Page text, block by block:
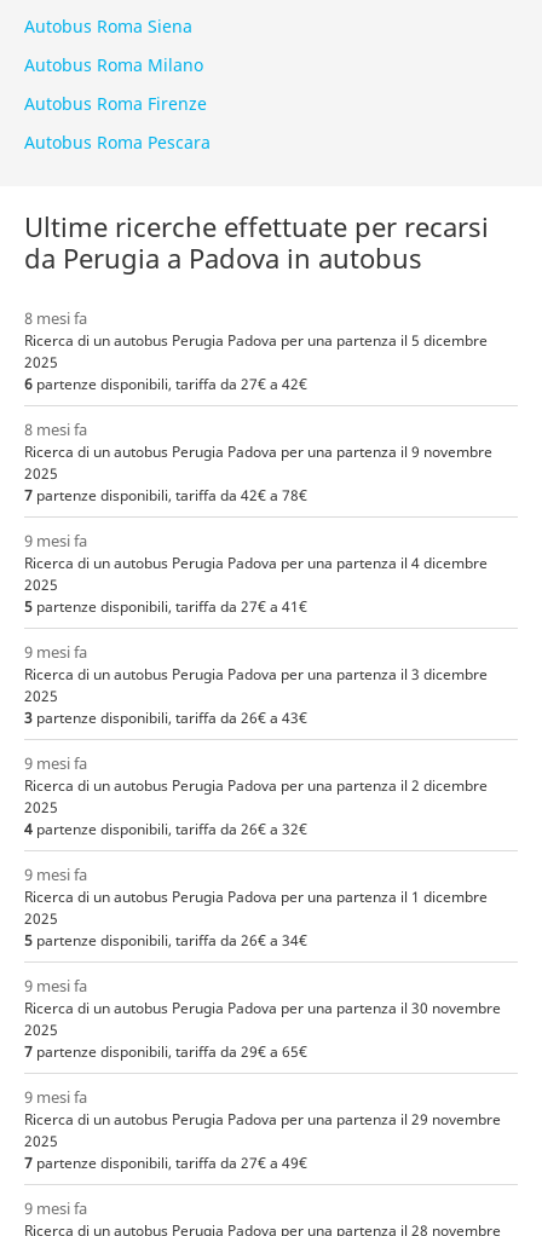
Autobus Roma Siena
Autobus Roma Milano
Autobus Roma Firenze
Autobus Roma Pescara
Ultime ricerche effettuate per recarsi
da Perugia a Padova in autobus
8 mesi fa
Ricerca di un autobus Perugia Padova per una partenza il 5 dicembre
2025
6 partenze disponibili, tariffa da 27€ a 42€
8 mesi fa
Ricerca di un autobus Perugia Padova per una partenza il 9 novembre
2025
7 partenze disponibili, tariffa da 42€ a 78€
9 mesi fa
Ricerca di un autobus Perugia Padova per una partenza il 4 dicembre
2025
5 partenze disponibili, tariffa da 27€ a 41€
9 mesi fa
Ricerca di un autobus Perugia Padova per una partenza il 3 dicembre
2025
3 partenze disponibili, tariffa da 26€ a 43€
9 mesi fa
Ricerca di un autobus Perugia Padova per una partenza il 2 dicembre
2025
4 partenze disponibili, tariffa da 26€ a 32€
9 mesi fa
Ricerca di un autobus Perugia Padova per una partenza il 1 dicembre
2025
5 partenze disponibili, tariffa da 26€ a 34€
9 mesi fa
Ricerca di un autobus Perugia Padova per una partenza il 30 novembre
2025
7 partenze disponibili, tariffa da 29€ a 65€
9 mesi fa
Ricerca di un autobus Perugia Padova per una partenza il 29 novembre
2025
7 partenze disponibili, tariffa da 27€ a 49€
9 mesi fa
Ricerca di un autobus Perugia Padova per una partenza il 28 novembre